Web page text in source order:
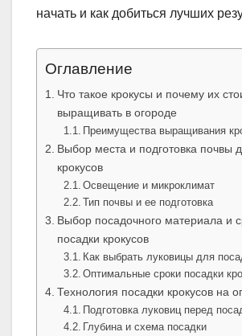
начать и как добиться лучших
Оглавление
Что такое крокусы и почему их
выращивать в огороде
Преимущества выращивания
Выбор места и подготовка почвы
крокусов
Освещение и микроклимат
Тип почвы и ее подготовка
Выбор посадочного материала и
посадки крокусов
Как выбрать луковицы для
Оптимальные сроки посадки
Технология посадки крокусов на
Подготовка луковиц перед
Глубина и схема посадки